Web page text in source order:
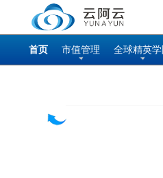
首页 市值管理 全球精英学